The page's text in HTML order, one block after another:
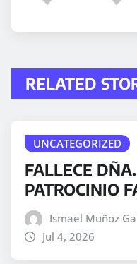
RELATED
UNCATEGORIZED
FALLECE DÑA.
PATROCINIO
Ismael Muñoz
Jul 4, 2026